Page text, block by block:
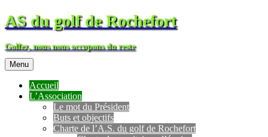
AS du golf de Rochefort
Golfez, nous nous occupons du reste
Menu
Accueil
L’Association
Le mot du Président
Buts et objectifs
Charte de l’A.S. du golf de Rochefort